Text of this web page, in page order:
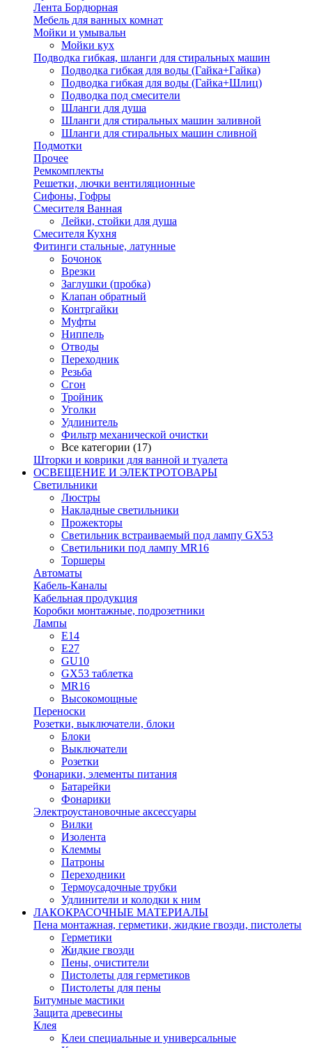
Лента Бордюрная
Мебель для ванных комнат
Мойки и умывальн
Мойки кух
Подводка гибкая, шланги для стиральных машин
Подводка гибкая для воды (Гайка+Гайка)
Подводка гибкая для воды (Гайка+Шлиц)
Подводка под смесители
Шланги для душа
Шланги для стиральных машин заливной
Шланги для стиральных машин сливной
Подмотки
Прочее
Ремкомплекты
Решетки, лючки вентиляционные
Сифоны, Гофры
Смесителя Ванная
Лейки, стойки для душа
Смесителя Кухня
Фитинги стальные, латунные
Бочонок
Врезки
Заглушки (пробка)
Клапан обратный
Контргайки
Муфты
Ниппель
Отводы
Переходник
Резьба
Сгон
Тройник
Уголки
Удлинитель
Фильтр механической очистки
Все категории (17)
Шторки и коврики для ванной и туалета
ОСВЕЩЕНИЕ И ЭЛЕКТРОТОВАРЫ
Светильники
Люстры
Накладные светильники
Прожекторы
Светильник встраиваемый под лампу GX53
Светильники под лампу MR16
Торшеры
Автоматы
Кабель-Каналы
Кабельная продукция
Коробки монтажные, подрозетники
Лампы
E14
E27
GU10
GX53 таблетка
MR16
Высокомощные
Переноски
Розетки, выключатели, блоки
Блоки
Выключатели
Розетки
Фонарики, элементы питания
Батарейки
Фонарики
Электроустановочные аксессуары
Вилки
Изолента
Клеммы
Патроны
Переходники
Термоусадочные трубки
Удлинители и колодки к ним
ЛАКОКРАСОЧНЫЕ МАТЕРИАЛЫ
Пена монтажная, герметики, жидкие гвозди, пистолеты
Герметики
Жидкие гвозди
Пены, очистители
Пистолеты для герметиков
Пистолеты для пены
Битумные мастики
Защита древесины
Клея
Клеи специальные и универсальные